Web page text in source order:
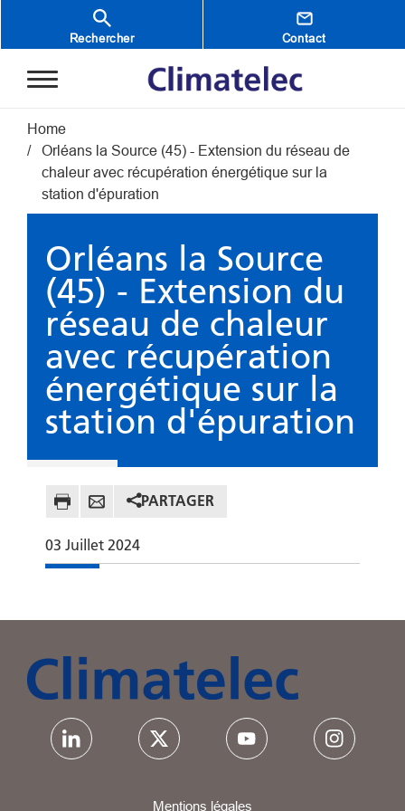
Aller au contenu principal
Rechercher Contact
Fil d'Ariane
Home
Orléans la Source (45) - Extension du réseau de
chaleur avec récupération énergétique sur la
station d'épuration
Orléans la Source
(45) - Extension du
réseau de chaleur
avec récupération
énergétique sur la
station d'épuration
PARTAGER
03 Juillet 2024
Mentions légales